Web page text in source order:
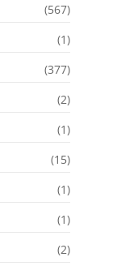
(567)
(1)
(377)
(2)
(1)
(15)
(1)
(1)
(2)